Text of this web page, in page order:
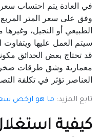
في العادة يتم احتساب
وفق على سعر المتر
الطبيعي أو النجيل،
سيتم العمل عليها
قد تحتاج بعض الحدائق
معمارية وشق طرقات
العناصر تؤثر في تكلفة
تابع المزيد: ما هو ارخص
كيفية